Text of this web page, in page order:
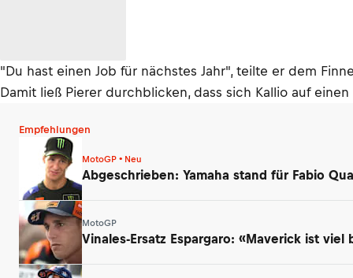
"Du hast einen Job für nächstes Jahr", teilte er dem
Damit ließ Pierer durchblicken, dass sich Kallio auf
Empfehlungen
MotoGP • Neu
Abgeschrieben: Yamaha stand für Fabio
MotoGP
Vinales-Ersatz Espargaro: «Maverick ist viel